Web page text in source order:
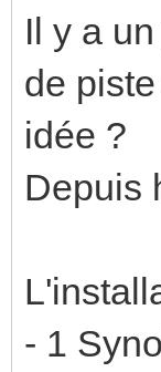
Il y a
de
idée ?
Depuis
- 1